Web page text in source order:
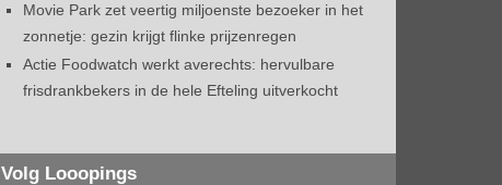
Movie Park zet veertig miljoenste bezoeker in het
zonnetje: gezin krijgt flinke prijzenregen
Actie Foodwatch werkt averechts: hervulbare
frisdrankbekers in de hele Efteling uitverkocht
Volg Looopings